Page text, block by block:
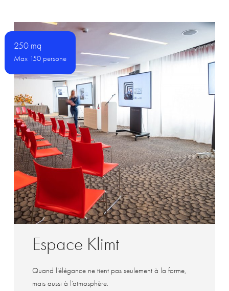
Espace Klimt
Quand l’élégance ne tient pas seulement à la forme,
mais aussi à l’atmosphère.
250 mq
Max 150 persone